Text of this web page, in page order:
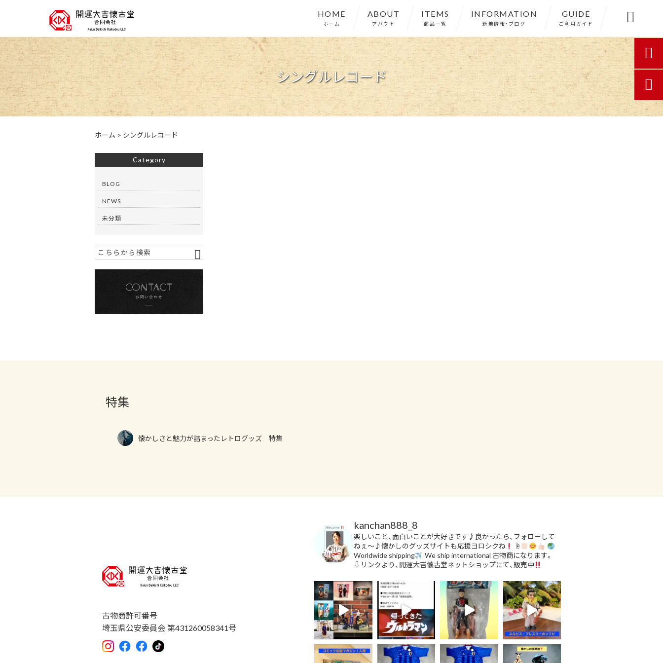
HOME
ホーム
ABOUT
アバウト
ITEMS
商品一覧
INFORMATION
新着情報・ブログ
GUIDE
ご利用ガイド 
シングルレコード
ホーム > シングルレコード
Category
BLOG
NEWS
未分類
特集
懐かしさと魅力が詰まったレトログッズ 特集
古物商許可番号
埼玉県公安委員会 第431260058341号
kanchan888_8
楽しいこと、面白いことが大好きです♪良かったら、フォローして
ねぇ〜♪懐かしのグッズサイトも応援ヨロシクね
☝
Worldwide shipping
We ship international 古物商になります。
⇩リンクより、開運大吉懐古堂ネットショップにて、販売中

